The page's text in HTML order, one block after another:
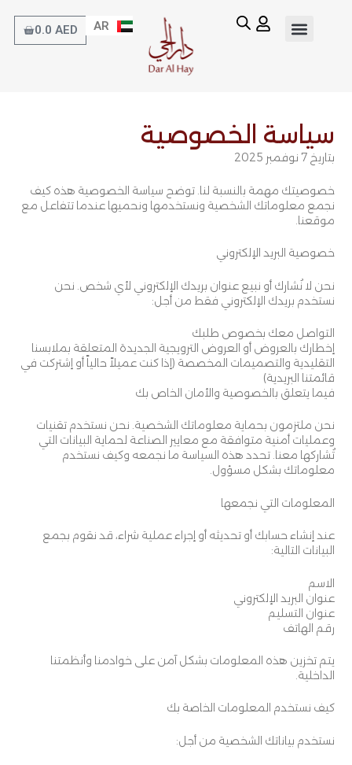
0.0AED
Cart AR
EN
سياسة الخصوصية
بتاريخ 7 نوفمبر 2025
خصوصيتك مهمة بالنسبة لنا. توضح سياسة الخصوصية هذه كيف
نجمع معلوماتك الشخصية ونستخدمها ونحميها عندما تتفاعل مع
موقعنا.
خصوصية البريد الإلكتروني
نحن لا نُشارك أو نبيع عنوان بريدك الإلكتروني لأي شخص. نحن
نستخدم بريدك الإلكتروني فقط من أجل:
التواصل معك بخصوص طلبك
إخطارك بالعروض أو العروض الترويجية الجديدة المتعلقة بملابسنا
التقليدية والتصميمات المخصصة (إذا كنت عميلاً حالياً أو إشتركت في
قائمتنا البريدية)
فيما يتعلق بالخصوصية والأمان الخاص بك
نحن ملتزمون بحماية معلوماتك الشخصية. نحن نستخدم تقنيات
وعمليات أمنية متوافقة مع معايير الصناعة لحماية البيانات التي
تُشاركها معنا. تحدد هذه السياسة ما نجمعه وكيف نستخدم
معلوماتك بشكل مسؤول.
المعلومات التي نجمعها
عند إنشاء حسابك أو تحديثه أو إجراء عملية شراء، قد نقوم بجمع
البيانات التالية:
الاسم
عنوان البريد الإلكتروني
عنوان التسليم
رقم الهاتف
يتم تخزين هذه المعلومات بشكل آمن على خوادمنا وأنظمتنا
الداخلية.
كيف نستخدم المعلومات الخاصة بك
نستخدم بياناتك الشخصية من أجل: